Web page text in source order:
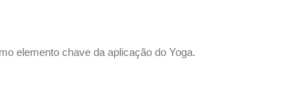
elemento chave da aplicação do Yoga.